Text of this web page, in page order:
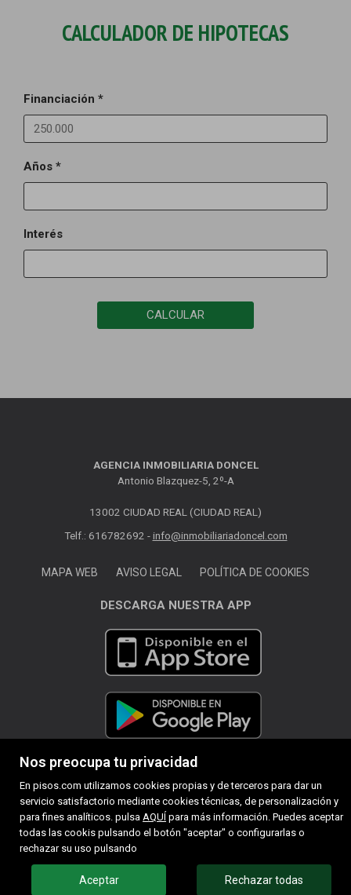
Nos preocupa tu privacidad
En pisos.com utilizamos cookies propias y de terceros para dar un
servicio satisfactorio mediante cookies técnicas, de personalización y
para fines analíticos. pulsa AQUÍ para más información. Puedes aceptar
todas las cookis pulsando el botón "aceptar" o configurarlas o
rechazar su uso pulsando
Aceptar Rechazar todas
CALCULADOR DE HIPOTECAS
Financiación *
Años *
Interés
CALCULAR
AGENCIA INMOBILIARIA DONCEL
Antonio Blazquez-5, 2º-A
13002 CIUDAD REAL (CIUDAD REAL)
Telf.: 616782692 -info@inmobiliariadoncel.com
MAPA WEB AVISO LEGAL POLÍTICA DE COOKIES
DESCARGA NUESTRA APP